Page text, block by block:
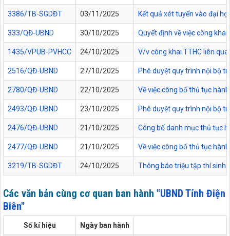
3386/TB-SGDĐT 03/11/2025 Kết quả xét tuyển vào đại
333/QĐ-UBND 30/10/2025 Quyết định về việc công
1435/VPUB-PVHCC 24/10/2025 V/v công khai TTHC liên
2516/QĐ-UBND 27/10/2025 Phê duyệt quy trình nội bộ
2780/QĐ-UBND 22/10/2025 Về việc công bố thủ tục
2493/QĐ-UBND 23/10/2025 Phê duyệt quy trình nội bộ
2476/QĐ-UBND 21/10/2025 Công bố danh mục thủ tục
2477/QĐ-UBND 21/10/2025 Về việc công bố thủ tục
3219/TB-SGDĐT 24/10/2025 Thông báo triệu tập thí sinh
Các văn bản cùng cơ quan ban hành "UBND Tỉnh Điện
Biên"
Số kí hiệu Ngày ban hành